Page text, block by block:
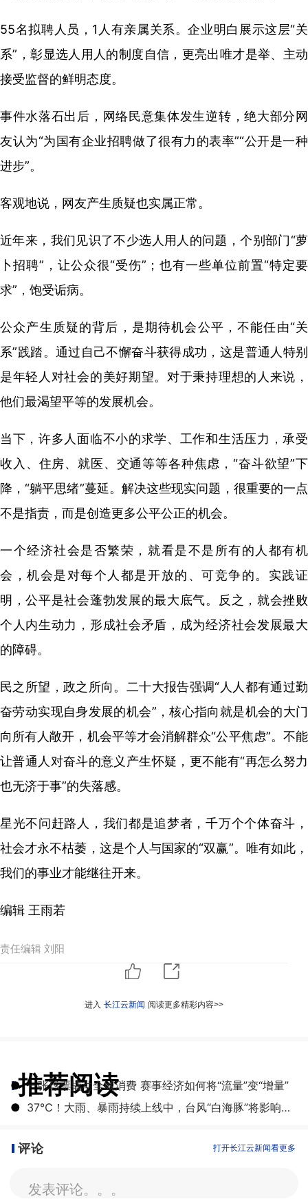
55名拟聘人员，1人有亲属关系。企业明白展示这层“关
系”，彰显选人用人的制度自信，更亮出唯才是举、主动
接受监督的鲜明态度。
事件水落石出后，网络民意集体发生逆转，绝大部分网
友认为“为国有企业招聘做了很有力的表率”“公开是一种
进步”。
客观地说，网友产生质疑也实属正常。
近年来，我们见识了不少选人用人的问题，个别部门“萝
卜招聘”，让公众很“受伤”；也有一些单位前置“特定要
求”，饱受诟病。
公众产生质疑的背后，是期待机会公平，不能任由“关
系”践踏。通过自己不懈奋斗获得成功，这是普通人特别
是年轻人对社会的美好期望。对于秉持理想的人来说，
他们最渴望平等的发展机会。
当下，许多人面临不小的求学、工作和生活压力，承受
收入、住房、就医、交通等等各种焦虑，“奋斗欲望”下
降，“躺平思绪”蔓延。解决这些现实问题，很重要的一点
不是指责，而是创造更多公平公正的机会。
一个经济社会是否繁荣，就看是不是所有的人都有机
会，机会是对每个人都是开放的、可竞争的。实践证
明，公平是社会蓬勃发展的最大底气。反之，就会挫败
个人内生动力，形成社会矛盾，成为经济社会发展最大
的障碍。
民之所望，政之所向。二十大报告强调“人人都有通过勤
奋劳动实现自身发展的机会”，核心指向就是机会的大门
向所有人敞开，机会平等才会消解群众“公平焦虑”。不能
让普通人对奋斗的意义产生怀疑，更不能有“再怎么努力
也无济于事”的失落感。
星光不问赶路人，我们都是追梦者，千万个个体奋斗，
社会才永不枯萎，这是个人与国家的“双赢”。唯有如此，
我们的事业才能继往开来。
编辑 王雨若
责任编辑 刘阳
进入 长江云新闻 阅读更多精彩内容>>
推荐阅读
● 一张球票撬动全城消费 赛事经济如何将“流量”变“增量”
●
​37℃！大雨、暴雨持续上线中，台风“白海豚”将影响湖北
评论 打开长江云新闻看更多
发表评论。。。